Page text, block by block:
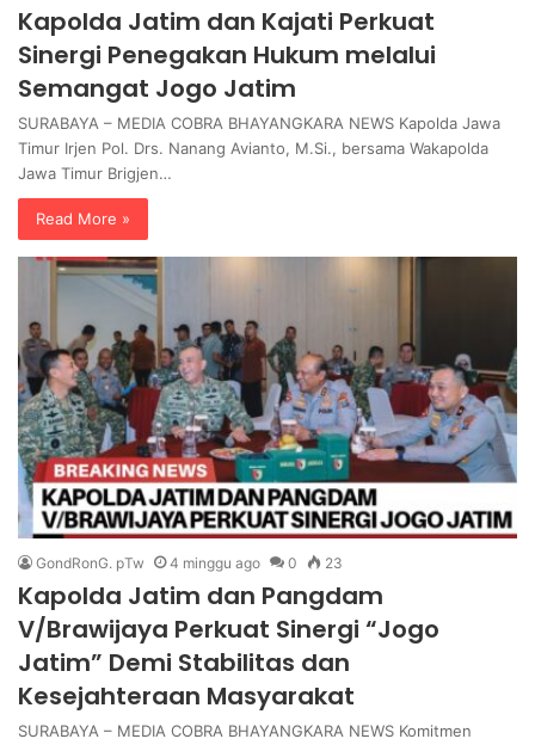
Kapolda Jatim dan Kajati Perkuat
Sinergi Penegakan Hukum melalui
Semangat Jogo Jatim
SURABAYA – MEDIA COBRA BHAYANGKARA NEWS Kapolda Jawa
Timur Irjen Pol. Drs. Nanang Avianto, M.Si., bersama Wakapolda
Jawa Timur Brigjen…
Read More »
GondRonG. pTw 4 minggu ago 0 23
Kapolda Jatim dan Pangdam
V/Brawijaya Perkuat Sinergi “Jogo
Jatim” Demi Stabilitas dan
Kesejahteraan Masyarakat
SURABAYA – MEDIA COBRA BHAYANGKARA NEWS Komitmen